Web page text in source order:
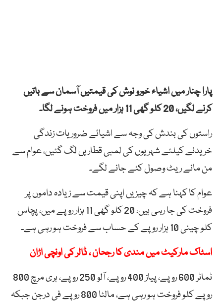
پارا چنار میں اشیاء خورو نوش کی قیمتیں آسمان سے باتیں
کرنے لگیں، 20 کلو گھی 11 ہزار میں فروخت ہونے لگا۔
راستوں کی بندش کی وجہ سے اشیائے ضروریات زندگی
خریدنے کیلئے شہریوں کی لمبی قطاریں لگ گئیں، عوام سے
من مانے ریٹ وصول کئے جانے لگے۔
عوام کا کہنا ہے کہ چیزیں اپنی قیمت سے زیادہ داموں پر
فروخت کی جا رہی ہیں، 20 کلو گھی 11 ہزار روپے میں، پچاس
کلو چینی 10 ہزار روپے کے حساب سے فروخت ہو رہی ہے۔
اسٹاک مارکیٹ میں مندی کا رجحان ، ڈالر کی اونچی اڑان
ٹماٹر 600 روپے، پیاز 400 روپے، آلو 250 روپے، ہری مرچ 800
روپے کلو فروخت ہو رہی ہے، مالٹا 800 روپے فی درجن جبکہ